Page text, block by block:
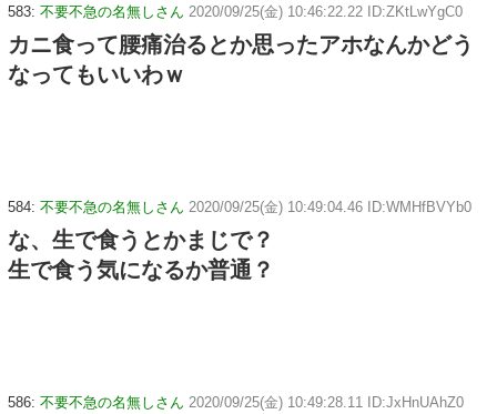
583: 不要不急の名無しさん 2020/09/25(金) 10:46:22.22 ID:ZKtLwYgC0
カニ食って腰痛治るとか思ったアホなんかどう
なってもいいわｗ
584: 不要不急の名無しさん 2020/09/25(金) 10:49:04.46 ID:WMHfBVYb0
な、生で食うとかまじで？
生で食う気になるか普通？
586: 不要不急の名無しさん 2020/09/25(金) 10:49:28.11 ID:JxHnUAhZ0